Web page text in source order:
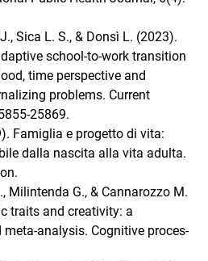
Sica L. S., & Donsì L. (2023).
school-to-work transition
time perspective and
problems. Current
25869.
Famiglia e progetto di vita:
dalla nascita alla vita adulta.
Milintenda G., & Cannarozzo M.
traits and creativity: a
analysis. Cognitive proces-